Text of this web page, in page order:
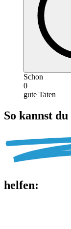
Schon
0
gute Taten
So kannst du
helfen: